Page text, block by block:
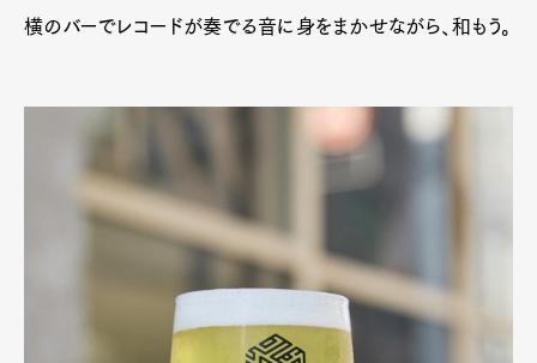
横のバーでレコードが奏でる音に身をまかせながら、和もう。